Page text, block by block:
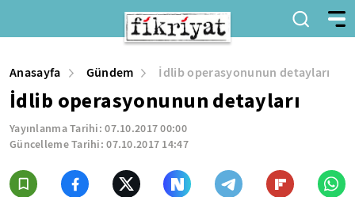
Anasayfa Gündem İdlib operasyonunun detayları
İdlib operasyonunun detayları
Yayınlanma Tarihi:07.10.2017 00:00
Güncelleme Tarihi:07.10.2017 14:47